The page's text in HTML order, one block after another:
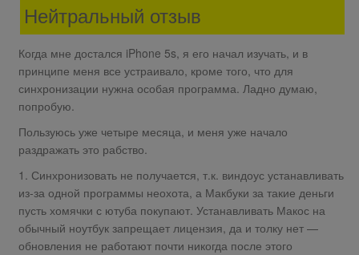
Нейтральный отзыв
Когда мне достался iPhone 5s, я его начал изучать, и в
принципе меня все устраивало, кроме того, что для
синхронизации нужна особая программа. Ладно думаю,
попробую.
Пользуюсь уже четыре месяца, и меня уже начало
раздражать это рабство.
1. Синхронизовать не получается, т.к. виндоус устанавливать
из-за одной программы неохота, а Макбуки за такие деньги
пусть хомячки с ютуба покупают. Устанавливать Макос на
обычный ноутбук запрещает лицензия, да и толку нет —
обновления не работают почти никогда после этого